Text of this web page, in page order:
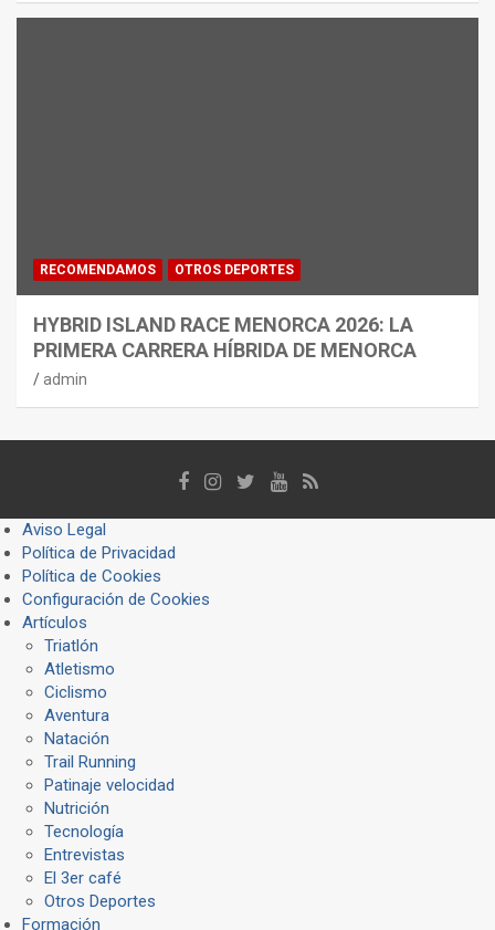
RECOMENDAMOS OTROS DEPORTES
HYBRID ISLAND RACE MENORCA 2026: LA
PRIMERA CARRERA HÍBRIDA DE MENORCA
admin
Aviso Legal
Política de Privacidad
Política de Cookies
Configuración de Cookies
Artículos
Triatlón
Atletismo
Ciclismo
Aventura
Natación
Trail Running
Patinaje velocidad
Nutrición
Tecnología
Entrevistas
El 3er café
Otros Deportes
Formación